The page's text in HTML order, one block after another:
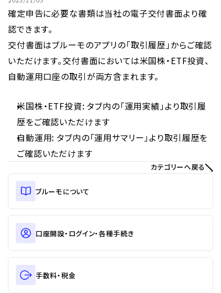
確定申告に必要な書類は当社の電子交付書面より確
認できます。
交付書面はブルーモのアプリの「取引履歴」からご確認
いただけます。交付書面においては米国株・ETF投資、
自動運用口座の取引が両方含まれます。
米国株・ETF投資: タブ内の「運用実績」より取引履
歴をご確認いただけます
自動運用: タブ内の「運用サマリー」より取引履歴を
ご確認いただけます
カテゴリーへ戻る
ブルーモについて
口座開設・ログイン・各種手続き
手数料・税金